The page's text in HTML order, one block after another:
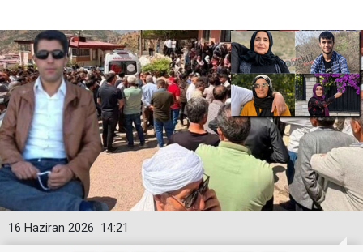
14:21
16 Haziran 2026